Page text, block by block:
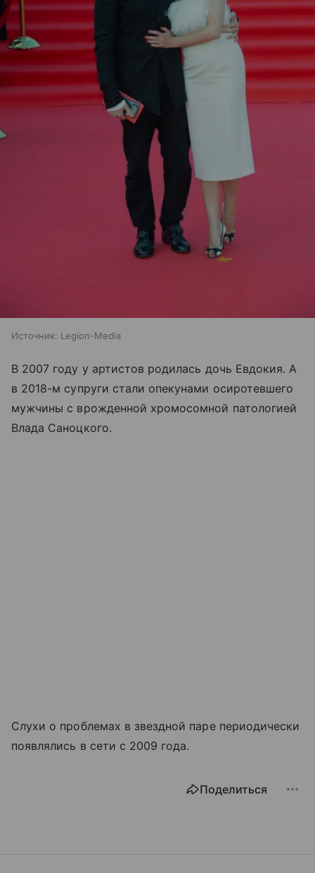
Источник: Legion-Media
В 2007 году у артистов родилась дочь Евдокия. А
в 2018-м супруги стали опекунами осиротевшего
мужчины с врожденной хромосомной патологией
Влада Саноцкого.
Слухи о проблемах в звездной паре периодически
появлялись в сети с 2009 года.
Поделиться